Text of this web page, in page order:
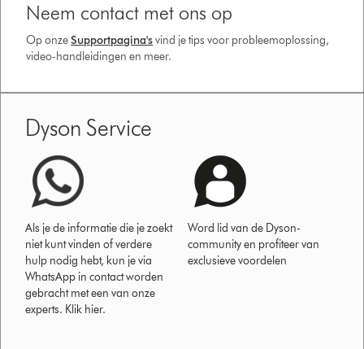
Neem contact met ons op
Op onzeSupportpagina'svind je tips voor probleemoplossing,
video-handleidingen en meer.
Dyson Service
Als je de informatie die je zoekt
niet kunt vinden of verdere
hulp nodig hebt, kun je via
WhatsApp in contact worden
gebracht met een van onze
experts. Klik hier.
Word lid van de Dyson-
community en profiteer van
exclusieve voordelen